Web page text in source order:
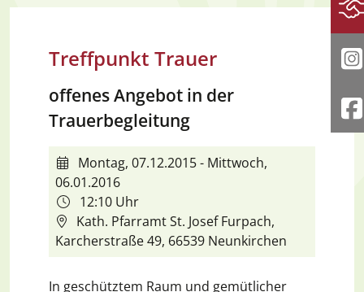
Treffpunkt Trauer
offenes Angebot in der
Trauerbegleitung
Montag, 07.12.2015 - Mittwoch,
06.01.2016
12:10 Uhr
Kath. Pfarramt St. Josef Furpach,
Karcherstraße 49, 66539 Neunkirchen
In geschütztem Raum und gemütlicher